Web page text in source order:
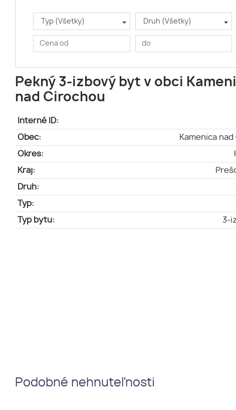
Typ (Všetky) Druh (Všetky)
Pekný 3-izbový byt v obci
nad Cirochou
Interné ID:
Obec: Kamenica
Okres:
Kraj:
Druh:
Typ:
Typ bytu: 3-
Podobné nehnuteľnosti